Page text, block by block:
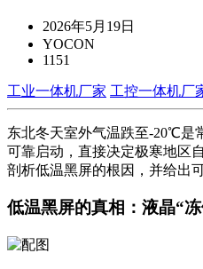
2026年5月19日
YOCON
1151
工业一体机厂家 工控一体机厂
东北冬天室外气温跌至-20℃是
可靠启动，直接决定极寒地区
剖析低温黑屏的根因，并给出
低温黑屏的真相：液晶“